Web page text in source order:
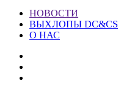
НОВОСТИ
ВЫХЛОПЫ DC&CS
О НАС